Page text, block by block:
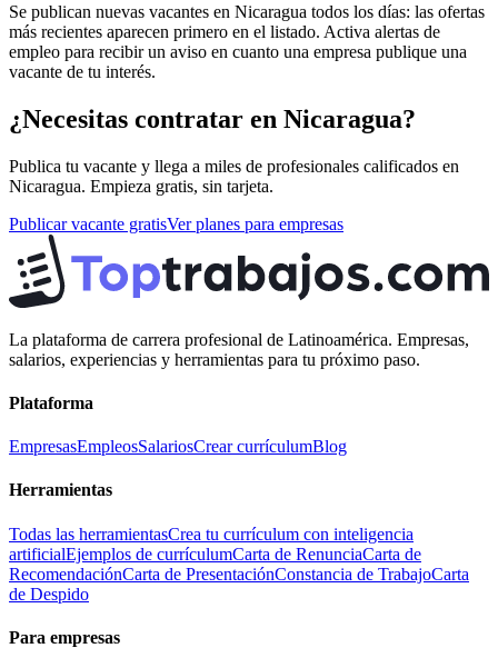
Se publican nuevas vacantes en Nicaragua todos los días: las ofertas
más recientes aparecen primero en el listado. Activa alertas de
empleo para recibir un aviso en cuanto una empresa publique una
vacante de tu interés.
¿Necesitas contratar en Nicaragua?
Publica tu vacante y llega a miles de profesionales calificados en
Nicaragua. Empieza gratis, sin tarjeta.
Publicar vacante gratisVer planes para empresas
La plataforma de carrera profesional de Latinoamérica. Empresas,
salarios, experiencias y herramientas para tu próximo paso.
Plataforma
EmpresasEmpleosSalariosCrear currículumBlog
Herramientas
Todas las herramientasCrea tu currículum con inteligencia
artificialEjemplos de currículumCarta de RenunciaCarta de
RecomendaciónCarta de PresentaciónConstancia de TrabajoCarta
de Despido
Para empresas